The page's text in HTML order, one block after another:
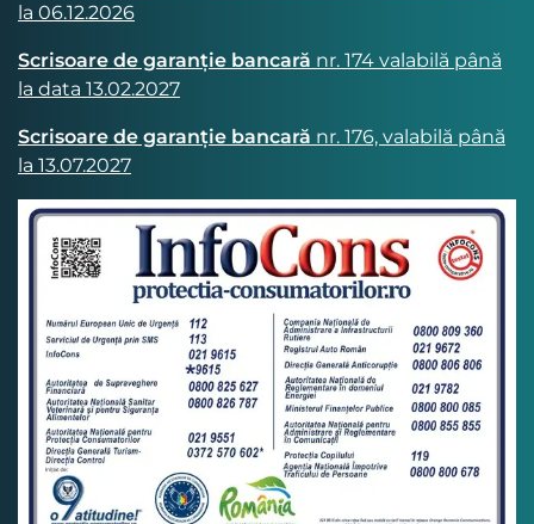
la 06.12.2026
Scrisoare de garanție bancară nr. 174 valabilă până
la data 13.02.2027
Scrisoare de garanție bancară nr. 176, valabilă până
la 13.07.2027